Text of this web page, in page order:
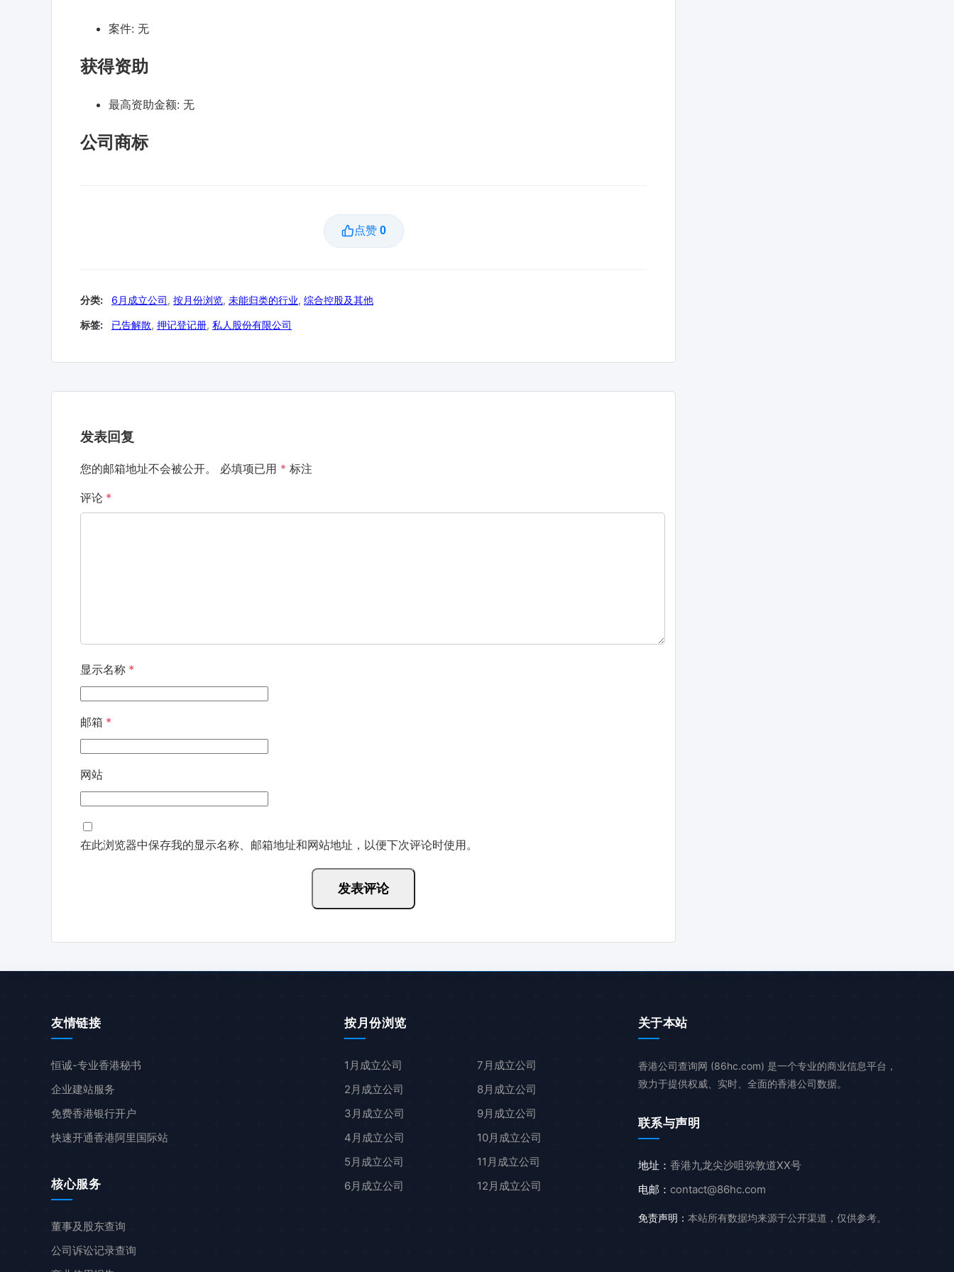
案件: 无
获得资助
最高资助金额: 无
公司商标
点赞 0
分类: 6月成立公司, 按月份浏览, 未能归类的行业, 综合控股及其他
标签: 已告解散, 押记登记册, 私人股份有限公司
发表回复
您的邮箱地址不会被公开。 必填项已用 * 标注
评论 *
显示名称 *
邮箱 *
网站
在此浏览器中保存我的显示名称、邮箱地址和网站地址，以便下次评论时使用。
友情链接
恒诚-专业香港秘书
企业建站服务
免费香港银行开户
快速开通香港阿里国际站
核心服务
董事及股东查询
公司诉讼记录查询
按月份浏览
1月成立公司
2月成立公司
3月成立公司
4月成立公司
5月成立公司
6月成立公司
7月成立公司
8月成立公司
9月成立公司
10月成立公司
11月成立公司
12月成立公司
关于本站
香港公司查询网 (86hc.com) 是一个专业的商业信息平台，
致力于提供权威、实时、全面的香港公司数据。
联系与声明
地址： 香港九龙尖沙咀弥敦道XX号
电邮： contact@86hc.com
免责声明： 本站所有数据均来源于公开渠道，仅供参考。